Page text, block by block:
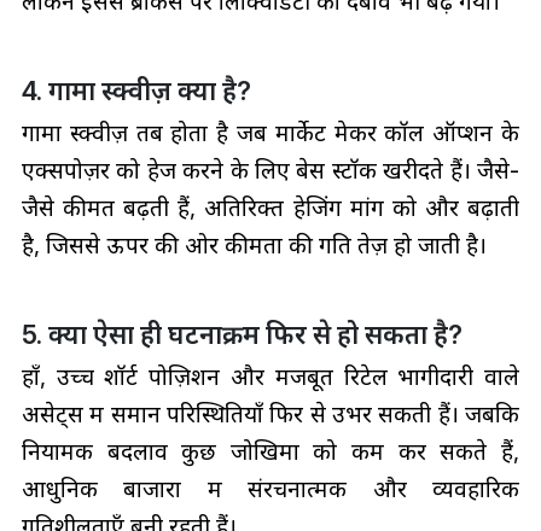
4. गामा स्क्वीज़ क्या है?
गामा स्क्वीज़ तब होता है जब मार्केट मेकर कॉल ऑप्शन के
एक्सपोज़र को हेज करने के लिए बेस स्टॉक खरीदते हैं। जैसे-
जैसे कीमतें बढ़ती हैं, अतिरिक्त हेजिंग मांग को और बढ़ाती
है, जिससे ऊपर की ओर कीमतों की गति तेज़ हो जाती है।
5. क्या ऐसा ही घटनाक्रम फिर से हो सकता है?
हाँ, उच्च शॉर्ट पोज़िशन और मजबूत रिटेल भागीदारी वाले
असेट्स में समान परिस्थितियाँ फिर से उभर सकती हैं। जबकि
नियामक बदलाव कुछ जोखिमों को कम कर सकते हैं,
आधुनिक बाजारों में संरचनात्मक और व्यवहारिक